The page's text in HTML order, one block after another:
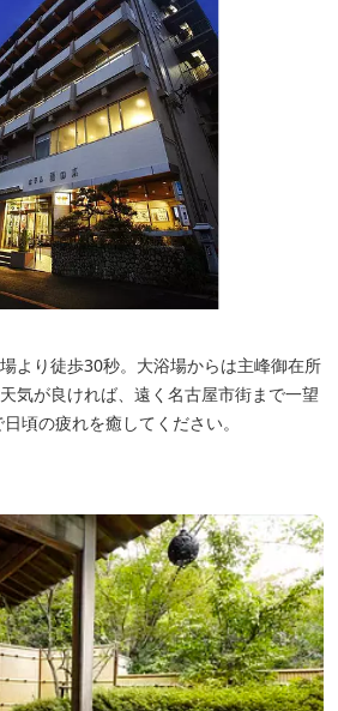
より徒歩30秒。大浴場からは主峰御在所
気が良ければ、遠く名古屋市街まで一望
頃の疲れを癒してください。